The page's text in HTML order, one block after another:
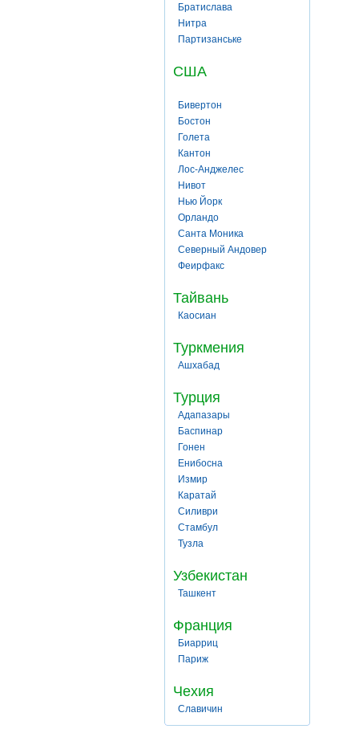
Братислава
Нитра
Партизанське
США
Бивертон
Бостон
Голета
Кантон
Лос-Анджелес
Нивот
Нью Йорк
Орландо
Санта Моника
Северный Андовер
Феирфакс
Тайвань
Каосиан
Туркмения
Ашхабад
Турция
Адапазары
Баспинар
Гонен
Енибосна
Измир
Каратай
Силиври
Стамбул
Тузла
Узбекистан
Ташкент
Франция
Биарриц
Париж
Чехия
Славичин